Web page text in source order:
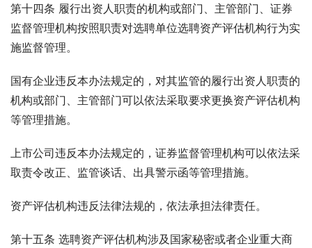
第十四条 履行出资人职责的机构或部门、主管部门、证券
监督管理机构按照职责对选聘单位选聘资产评估机构行为实
施监督管理。
国有企业违反本办法规定的，对其监管的履行出资人职责的
机构或部门、主管部门可以依法采取要求更换资产评估机构
等管理措施。
上市公司违反本办法规定的，证券监督管理机构可以依法采
取责令改正、监管谈话、出具警示函等管理措施。
资产评估机构违反法律法规的，依法承担法律责任。
第十五条 选聘资产评估机构涉及国家秘密或者企业重大商